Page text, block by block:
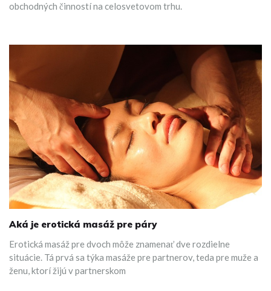
obchodných činností na celosvetovom trhu.
Aká je erotická masáž pre páry
Erotická masáž pre dvoch môže znamenať dve rozdielne
situácie. Tá prvá sa týka masáže pre partnerov, teda pre muže a
ženu, ktorí žijú v partnerskom